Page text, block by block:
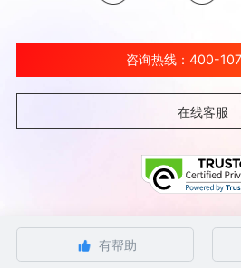
有帮助
咨询热线：400-
在线客服
©北京金山云网络技术有限公司 2026 Ksyun All